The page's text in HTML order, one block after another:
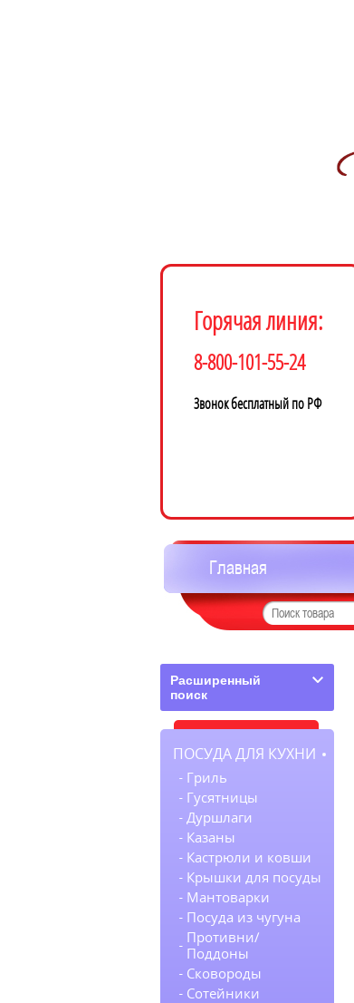
Горячая линия:
8-800-101-55-24
Звонок бесплатный по РФ
Главная
Расширенный
поиск
ПОСУДА ДЛЯ КУХНИ
Гриль
Гусятницы
Дуршлаги
Казаны
Кастрюли и ковши
Крышки для посуды
Мантоварки
Посуда из чугуна
Противни/
Поддоны
Сковороды
Сотейники